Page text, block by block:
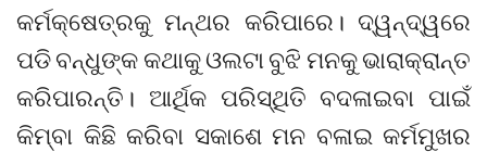
କର୍ମକ୍ଷେତ୍ରକୁ ମନ୍ଥର କରିପାରେ। ଦ୍ୱନ୍ଦ୍ୱରେ
ପଡି ବନ୍ଧୁଙ୍କ କଥାକୁ ଓଲଟା ବୁଝି ମନକୁ ଭାରାକ୍ରାନ୍ତ
କରିପାରନ୍ତି। ଆର୍ଥିକ ପରିସ୍ଥିତି ବଦଳାଇବା ପାଇଁ
କିମ୍ବା କିଛି କରିବା ସକାଶେ ମନ ବଳାଇ କର୍ମମୁଖର